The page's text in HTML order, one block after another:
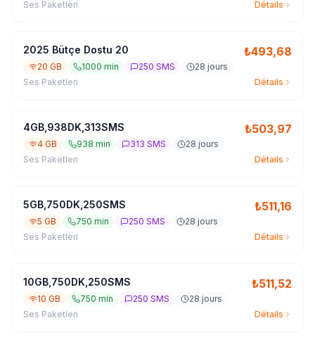
Ses Paketleri
Détails
2025 Bütçe Dostu 20 ₺493,68
20 GB 1000 min 250 SMS
28 jours
Ses Paketleri
Détails
4GB,938DK,313SMS ₺503,97
4 GB 938 min 313 SMS
28 jours
Ses Paketleri
Détails
5GB,750DK,250SMS ₺511,16
5 GB 750 min 250 SMS
28 jours
Ses Paketleri
Détails
10GB,750DK,250SMS ₺511,52
10 GB 750 min 250 SMS
28 jours
Ses Paketleri
Détails